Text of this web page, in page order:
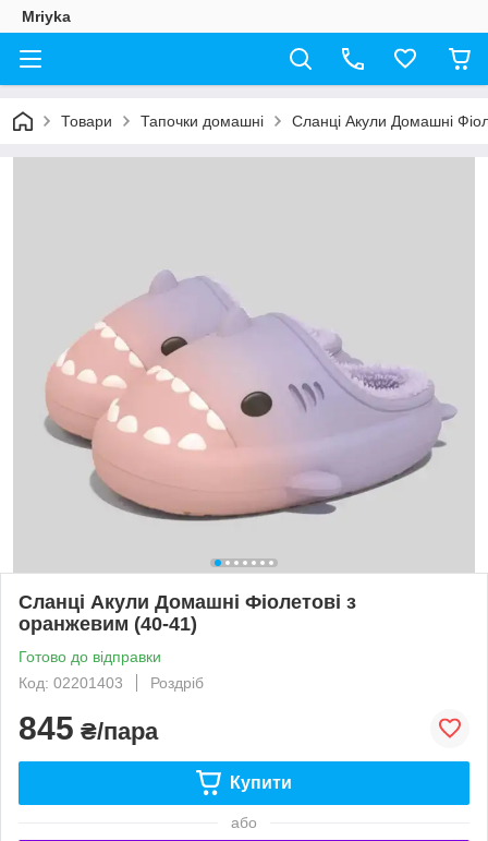
Mriyka
Товари Тапочки домашні Сланці Акули Домашні
Сланці Акули Домашні Фіолетові з
оранжевим (40-41)
Готово до відправки
Код: 02201403
Роздріб
845 ₴/пара
Купити
або